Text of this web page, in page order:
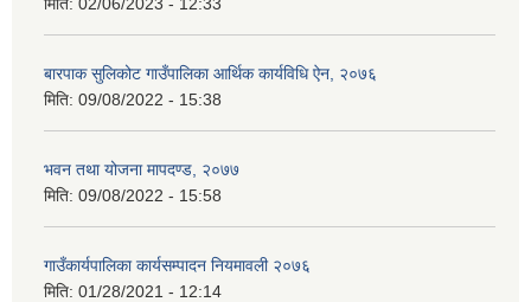
बारपाक सुलिकोट गाउँपालिका आर्थिक कार्यविधि ऐन, २०७६
मिति: 09/08/2022 - 15:38
भवन तथा योजना मापदण्ड, २०७७
मिति: 09/08/2022 - 15:58
गाउँकार्यपालिका कार्यसम्पादन नियमावली २०७६
मिति: 01/28/2021 - 12:14